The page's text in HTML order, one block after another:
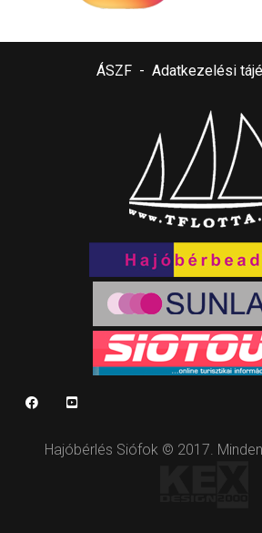
ÁSZF - Adatkezelési
Hajóbérlés Siófok © 2017.